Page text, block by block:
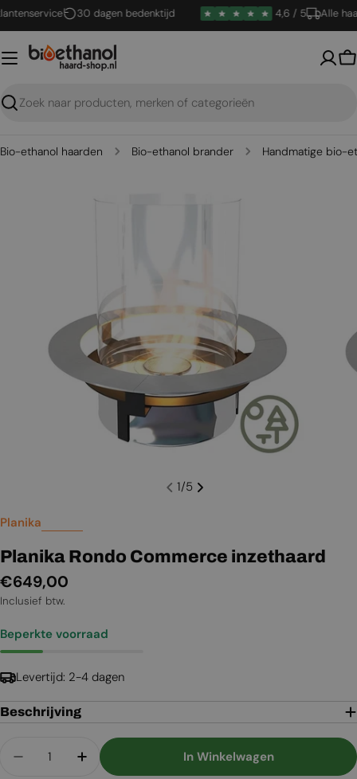
Ga
naar
inhoud
30 dagen bedenktijd 4,6 / 5 Alle
Zoeken
Bio-ethanol haarden Bio-ethanol brander Handmatige bio-
Open media 0 in een venster
1/5
Planika
Planika Rondo Commerce inzethaard
Normale
prijs
€649,00
Inclusief btw.
Beperkte voorraad
Levertijd: 2-4 dagen
Beschrijving
Aantal Verlagen Voor Planika Rondo Commerce
Aantal Verhogen Voor Planika Rondo
In Winkelwagen